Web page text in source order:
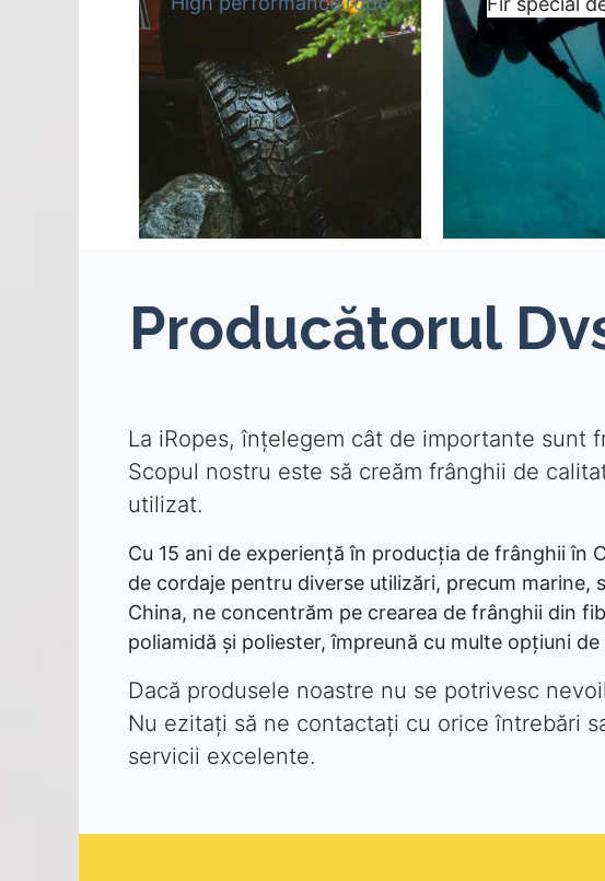
Producătorul
La iRopes, înțelegem cât de importante
Scopul nostru este să creăm frânghii de
utilizat.
Cu 15 ani de experiență în producția de frânghii în
de cordaje pentru diverse utilizări, precum
China, ne concentrăm pe crearea de frânghii din
poliamidă și poliester, împreună cu multe opțiuni
Dacă produsele noastre nu se potrivesc
Nu ezitați să ne contactați cu orice întrebări
servicii excelente.